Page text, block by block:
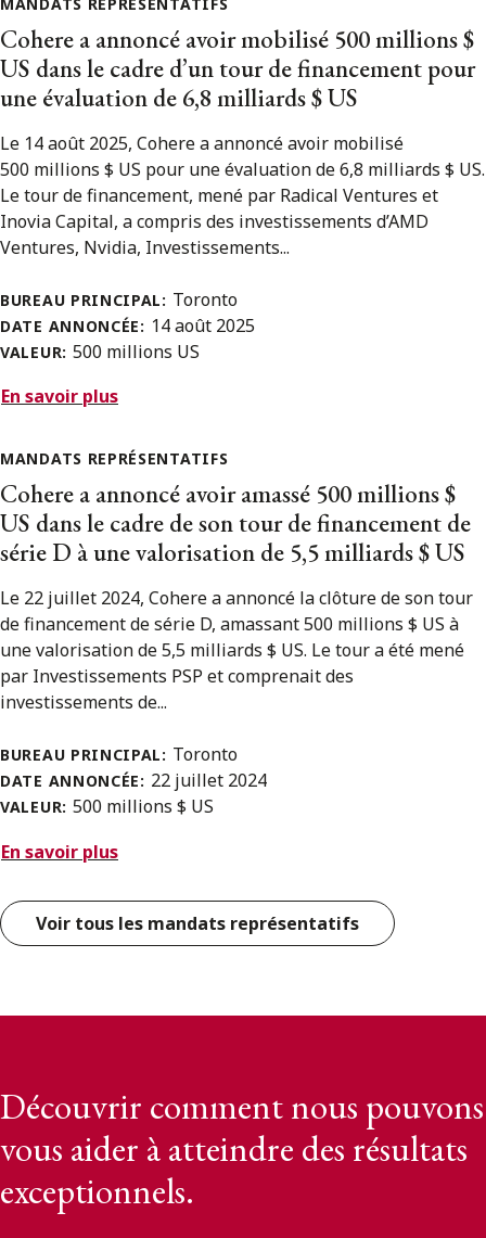
Cohere a annoncé avoir mobilisé 500 millions $
US dans le cadre d’un tour de financement pour
une évaluation de 6,8 milliards $ US
Le 14 août 2025, Cohere a annoncé avoir mobilisé
500 millions $ US pour une évaluation de 6,8 milliards $ US.
Le tour de financement, mené par Radical Ventures et
Inovia Capital, a compris des investissements d’AMD
Ventures, Nvidia, Investissements...
BUREAU PRINCIPAL: Toronto
DATE ANNONCÉE: 14 août 2025
VALEUR: 500 millions US
En savoir plus
MANDATS REPRÉSENTATIFS
Cohere a annoncé avoir amassé 500 millions $
US dans le cadre de son tour de financement de
série D à une valorisation de 5,5 milliards $ US
Le 22 juillet 2024, Cohere a annoncé la clôture de son tour
de financement de série D, amassant 500 millions $ US à
une valorisation de 5,5 milliards $ US. Le tour a été mené
par Investissements PSP et comprenait des
investissements de...
BUREAU PRINCIPAL: Toronto
DATE ANNONCÉE: 22 juillet 2024
VALEUR: 500 millions $ US
En savoir plus
Voir tous les mandats représentatifs
Découvrir comment nous pouvons
vous aider à atteindre des résultats
exceptionnels.